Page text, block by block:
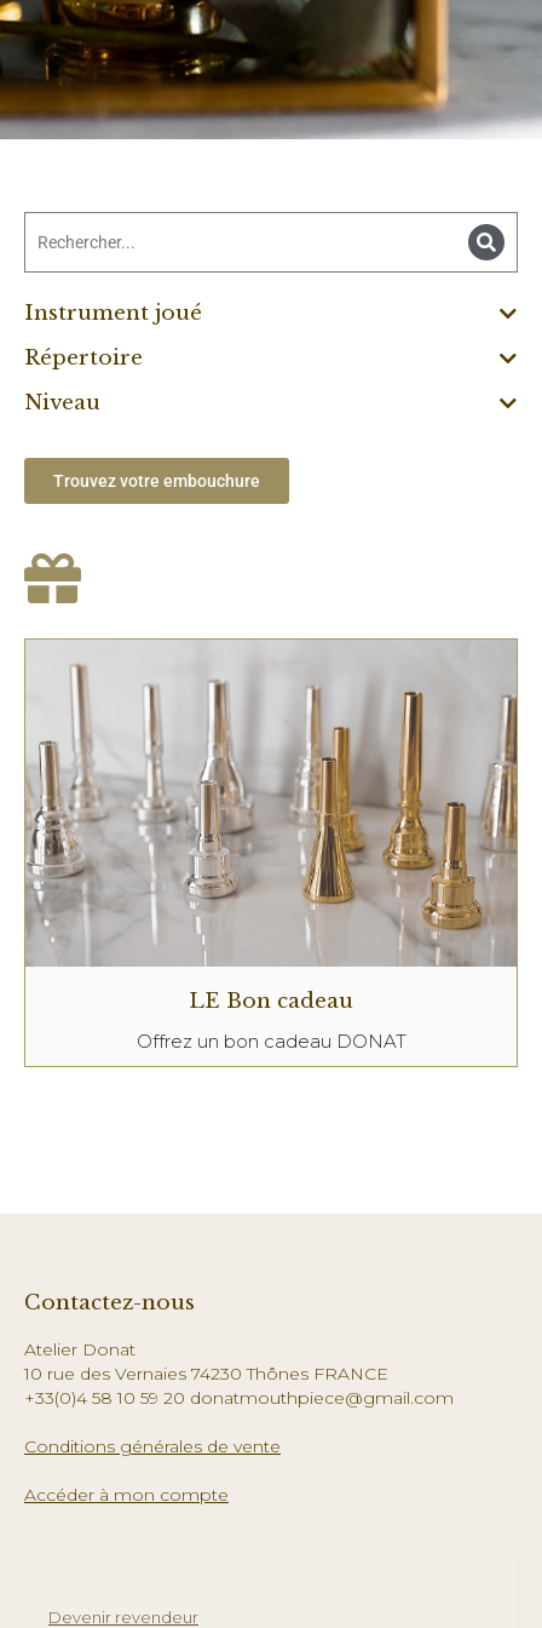
Instrument joué
Répertoire
Niveau
Trouvez votre embouchure
LE Bon cadeau
Offrez un bon cadeau DONAT
Contactez-nous
Atelier Donat
10 rue des Vernaies 74230 Thônes FRANCE
+33(0)4 58 10 59 20 donatmouthpiece@gmail.com
Conditions générales de vente
Accéder à mon compte
Devenir revendeur